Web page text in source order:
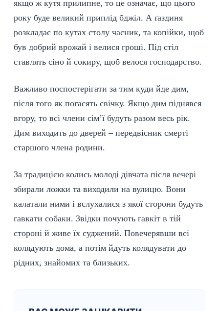
якщо ж кутя прилипне, то це означає, що цього
року буде великий приплід бджіл. А ґаздиня
розкладає по кутах столу часник, та копійки, щоб
був добрий врожай і велися гроші. Під стіл
ставлять сіно й сокиру, щоб велося господарство.
Важливо поспостерігати за тим куди йде дим,
після того як погасять свічку. Якщо дим піднявся
вгору, то всі члени сім’ї будуть разом весь рік.
Дим виходить до дверей – передвісник смерті
старшого члена родини.
За традицією колись молоді дівчата після вечері
збирали ложки та виходили на вулицю. Вони
калатали ними і вслухалися з якої сторони будуть
гавкати собаки. Звідки почують гавкіт в тій
стороні й живе їх суджений. Повечерявши всі
колядують дома, а потім йдуть колядувати до
рідних, знайомих та близьких.